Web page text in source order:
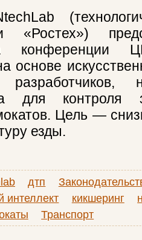
«Ростех»)
конференции
основе
для контроля
Цель —
езды.
дтп
интеллект кикшеринг
Транспорт